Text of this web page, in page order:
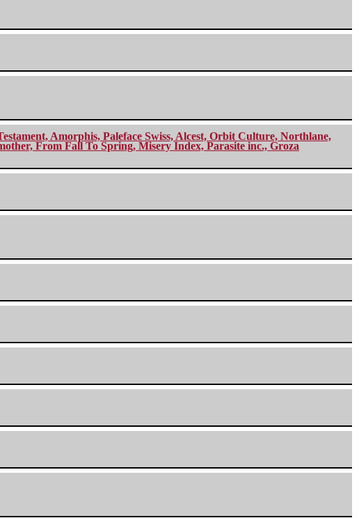
Amorphis, Paleface Swiss, Alcest, Orbit Culture, Northlane,
From Fall To Spring, Misery Index, Parasite inc., Groza